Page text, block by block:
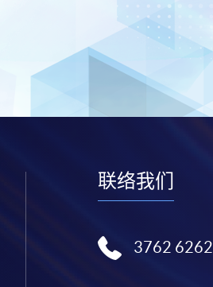
联络我们
3762 6262